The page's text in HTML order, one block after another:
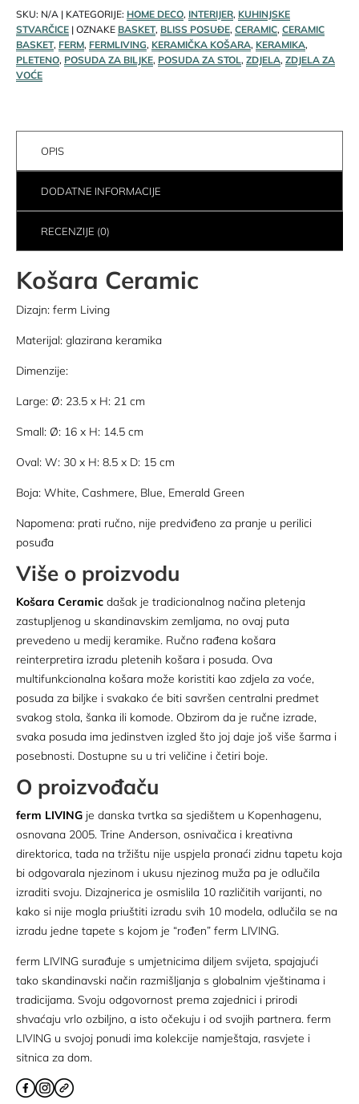
SKU: N/A KATEGORIJE: HOME DECO, INTERIJER, KUHINJSKE
STVARČICE OZNAKE BASKET, BLISS POSUĐE, CERAMIC, CERAMIC
BASKET, FERM, FERMLIVING, KERAMIČKA KOŠARA, KERAMIKA,
PLETENO, POSUDA ZA BILJKE, POSUDA ZA STOL, ZDJELA, ZDJELA ZA
VOĆE
OPIS
DODATNE INFORMACIJE
RECENZIJE (0)
Košara Ceramic
Dizajn: ferm Living
Materijal: glazirana keramika
Dimenzije:
Large: Ø: 23.5 x H: 21 cm
Small: Ø: 16 x H: 14.5 cm
Oval: W: 30 x H: 8.5 x D: 15 cm
Boja: White, Cashmere, Blue, Emerald Green
Napomena: prati ručno, nije predviđeno za pranje u perilici
posuđa
Više o proizvodu
Košara Ceramic dašak je tradicionalnog načina pletenja
zastupljenog u skandinavskim zemljama, no ovaj puta
prevedeno u medij keramike. Ručno rađena košara
reinterpretira izradu pletenih košara i posuda. Ova
multifunkcionalna košara može koristiti kao zdjela za voće,
posuda za biljke i svakako će biti savršen centralni predmet
svakog stola, šanka ili komode. Obzirom da je ručne izrade,
svaka posuda ima jedinstven izgled što joj daje još više šarma i
posebnosti. Dostupne su u tri veličine i četiri boje.
O proizvođaču
ferm LIVING je danska tvrtka sa sjedištem u Kopenhagenu,
osnovana 2005. Trine Anderson, osnivačica i kreativna
direktorica, tada na tržištu nije uspjela pronaći zidnu tapetu koja
bi odgovarala njezinom i ukusu njezinog muža pa je odlučila
izraditi svoju. Dizajnerica je osmislila 10 različitih varijanti, no
kako si nije mogla priuštiti izradu svih 10 modela, odlučila se na
izradu jedne tapete s kojom je “rođen” ferm LIVING.
ferm LIVING surađuje s umjetnicima diljem svijeta, spajajući
tako skandinavski način razmišljanja s globalnim vještinama i
tradicijama. Svoju odgovornost prema zajednici i prirodi
shvaćaju vrlo ozbiljno, a isto očekuju i od svojih partnera. ferm
LIVING u svojoj ponudi ima kolekcije namještaja, rasvjete i
sitnica za dom.